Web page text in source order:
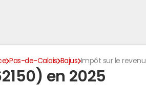
Pas-de-Calais Bajus Impôt sur le revenu
en 2025